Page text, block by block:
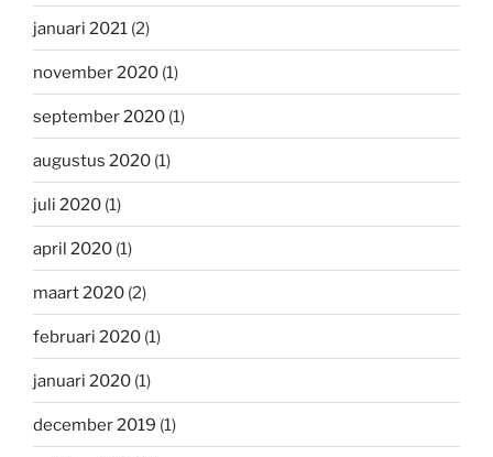
januari 2021 (2)
november 2020 (1)
september 2020 (1)
augustus 2020 (1)
juli 2020 (1)
april 2020 (1)
maart 2020 (2)
februari 2020 (1)
januari 2020 (1)
december 2019 (1)